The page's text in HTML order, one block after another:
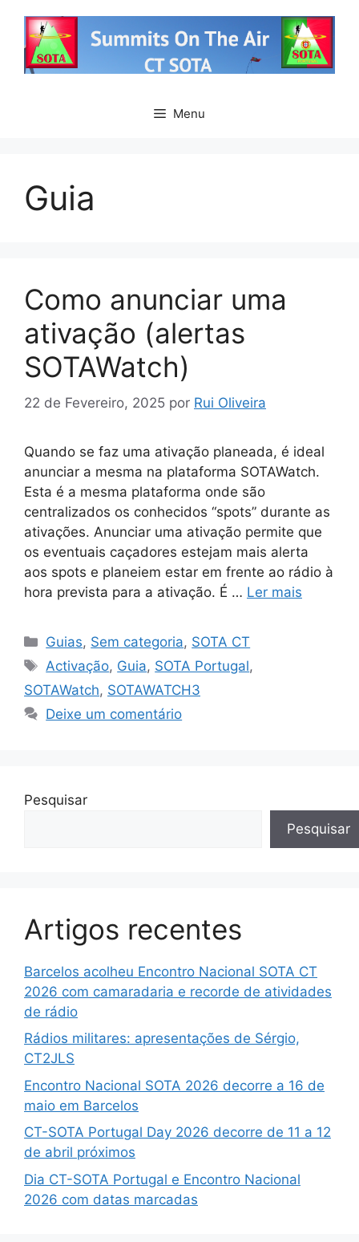
conteúdo
Menu
Guia
Como anunciar uma
ativação (alertas
SOTAWatch)
22 de Fevereiro, 2025 por Rui Oliveira
Quando se faz uma ativação planeada, é ideal
anunciar a mesma na plataforma SOTAWatch.
Esta é a mesma plataforma onde são
centralizados os conhecidos “spots” durante as
ativações. Anunciar uma ativação permite que
os eventuais caçadores estejam mais alerta
aos spots e planeiem estar em frente ao rádio à
hora prevista para a ativação. É … Ler mais
Categorias
Guias, Sem categoria, SOTA CT
Etiquetas
Activação, Guia, SOTA Portugal,
SOTAWatch, SOTAWATCH3
Deixe um comentário
Pesquisar
Pesquisar
Artigos recentes
Barcelos acolheu Encontro Nacional SOTA CT
2026 com camaradaria e recorde de atividades
de rádio
Rádios militares: apresentações de Sérgio,
CT2JLS
Encontro Nacional SOTA 2026 decorre a 16 de
maio em Barcelos
CT-SOTA Portugal Day 2026 decorre de 11 a 12
de abril próximos
Dia CT-SOTA Portugal e Encontro Nacional
2026 com datas marcadas